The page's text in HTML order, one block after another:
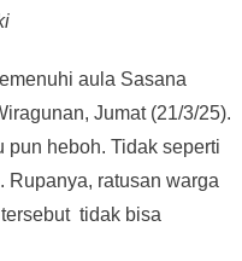
aula Sasana
Jumat (21/3/25).
pun heboh. Tidak seperti
Rupanya, ratusan warga
tidak bisa